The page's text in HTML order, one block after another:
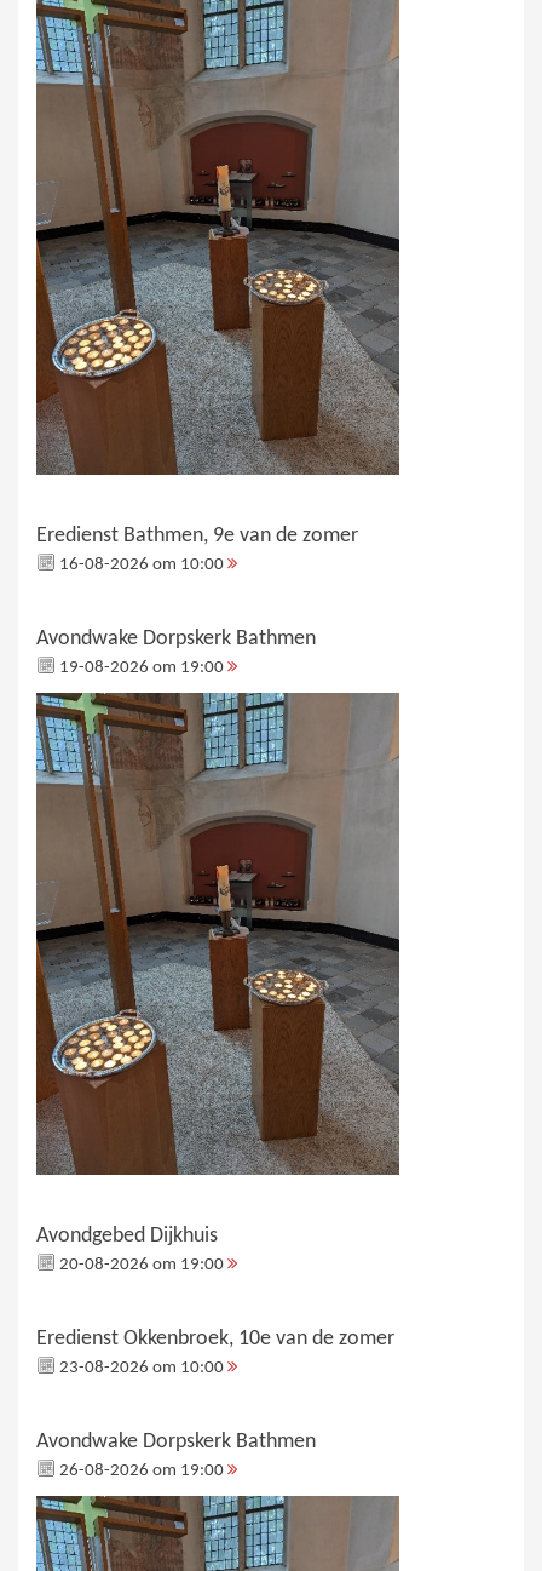
Eredienst Bathmen, 9e van de zomer
16-08-2026 om 10:00
Avondwake Dorpskerk Bathmen
19-08-2026 om 19:00
Avondgebed Dijkhuis
20-08-2026 om 19:00
Eredienst Okkenbroek, 10e van de zomer
23-08-2026 om 10:00
Avondwake Dorpskerk Bathmen
26-08-2026 om 19:00